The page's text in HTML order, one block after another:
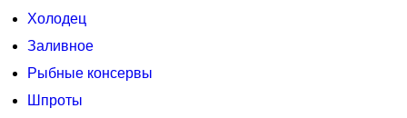
Холодец
Заливное
Рыбные консервы
Шпроты